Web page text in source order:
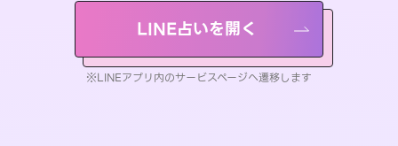
LINE占いを開く
※LINEアプリ内のサービスページへ遷移します